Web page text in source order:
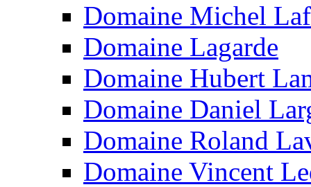
Domaine Michel
Domaine Lagarde
Domaine Hubert
Domaine Daniel
Domaine Roland
Domaine Vincent